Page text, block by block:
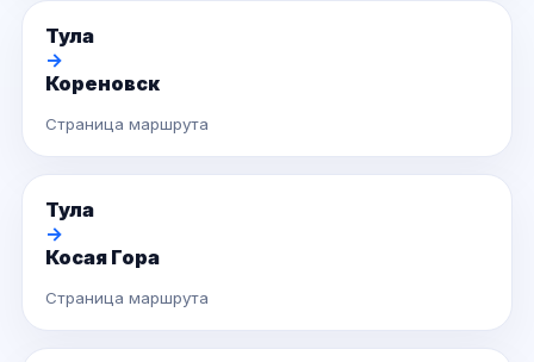
Тула
→
Кореновск
Страница маршрута
Тула
→
Косая Гора
Страница маршрута